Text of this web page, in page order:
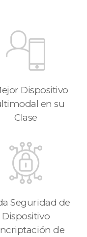
Dispositivo
en su
Clase
Seguridad de
Dispositivo
de